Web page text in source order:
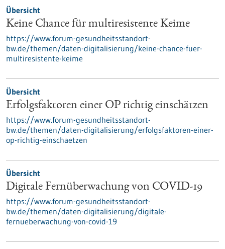
Übersicht
Keine Chance für multiresistente Keime
https://www.forum-gesundheitsstandort-
bw.de/themen/daten-digitalisierung/keine-chance-fuer-
multiresistente-keime
Übersicht
Erfolgsfaktoren einer OP richtig einschätzen
https://www.forum-gesundheitsstandort-
bw.de/themen/daten-digitalisierung/erfolgsfaktoren-einer-
op-richtig-einschaetzen
Übersicht
Digitale Fernüberwachung von COVID-19
https://www.forum-gesundheitsstandort-
bw.de/themen/daten-digitalisierung/digitale-
fernueberwachung-von-covid-19